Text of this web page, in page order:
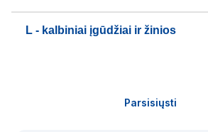
L - kalbiniai įgūdžiai ir žinios